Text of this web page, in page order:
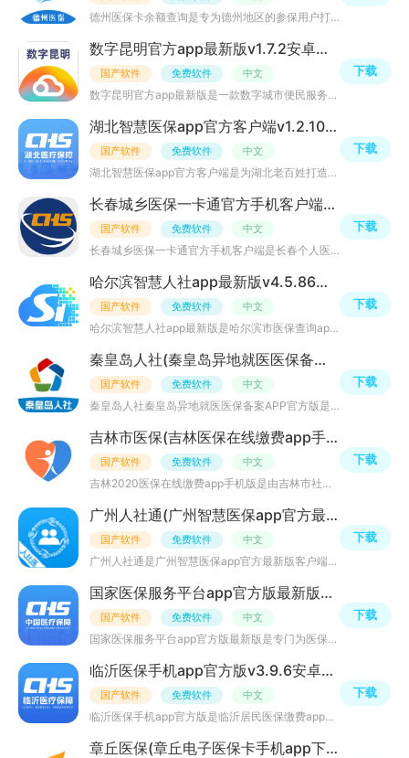
德州医保卡余额查询是专为德州地区的参保用户打造的电子医保卡应用，为参保用户提供参保信息查询、医保业务
数字昆明官方app最新版v1.7.2安卓手机版
国产软件 免费软件 中文
数字昆明官方app最新版是一款数字城市便民服务应用，为昆明市民提供智慧城市、在线阅览室、政务大厅、纳税服
下载
湖北智慧医保app官方客户端v1.2.106最新升级版
国产软件 免费软件 中文
湖北智慧医保app官方客户端是为湖北老百姓打造的智慧医保服务平台，利用互联网技术让数据多跑腿，让你实现医
下载
长春城乡医保一卡通官方手机客户端v1.0.9个人版
国产软件 免费软件 中文
长春城乡医保一卡通官方手机客户端是长春个人医保APP，提供个人医保社保查询、医保缴费、在线登记、慢性病查
下载
哈尔滨智慧人社app最新版v4.5.86官方安卓版
国产软件 免费软件 中文
哈尔滨智慧人社app最新版是哈尔滨市医保查询app官方客户端，为全体市民提供社保医保查询、社保医保缴费、医
下载
秦皇岛人社(秦皇岛异地就医医保备案APP官方版)v1.8.38安卓最新版
国产软件 免费软件 中文
秦皇岛人社秦皇岛异地就医医保备案APP官方版是一款人社服务应用，软件支持人社缴费、办事服务、便民服务、医
下载
吉林市医保(吉林医保在线缴费app手机版)v1.0.0官方版
国产软件 免费软件 中文
吉林2020医保在线缴费app手机版是由吉林市社会医疗保险管理局官方推出的在线医保服务平台；用户可直接通过本
下载
广州人社通(广州智慧医保app官方最新版)v4.0安卓版
国产软件 免费软件 中文
广州人社通是广州智慧医保app官方最新版客户端，为广州市民提供掌上智慧医保社保、医保缴费、求职招聘、医保
下载
国家医保服务平台app官方版最新版v1.3.30.8100
国产软件 免费软件 中文
国家医保服务平台app官方版最新版是专门为医保参保人员打造的医保在线服务平台，广大的医保参保人员可通过本
下载
临沂医保手机app官方版v3.9.6安卓最新版
国产软件 免费软件 中文
临沂医保手机app官方版是临沂居民医保缴费app客户端，市民可在APP实现医保查询、自助办理、缴费查询等一系列
下载
章丘医保(章丘电子医保卡手机app下载)v2.9.5.2安卓版